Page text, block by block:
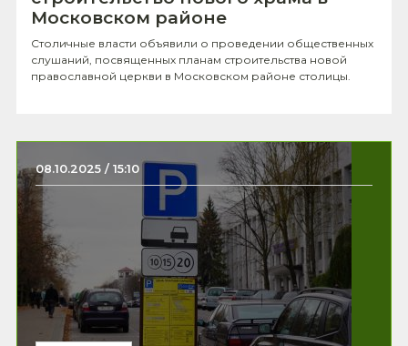
Московском районе
Столичные власти объявили о проведении общественных
слушаний, посвященных планам строительства новой
православной церкви в Московском районе столицы.
08.10.2025 / 15:10